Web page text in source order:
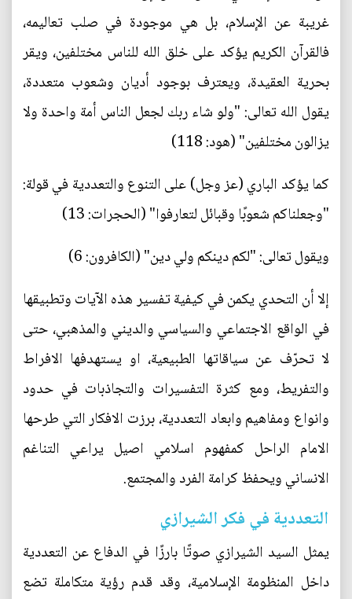
غريبة عن الإسلام، بل هي موجودة في صلب تعاليمه،
فالقرآن الكريم يؤكد على خلق الله للناس مختلفين، ويقر
بحرية العقيدة، ويعترف بوجود أديان وشعوب متعددة،
يقول الله تعالى: "ولو شاء ربك لجعل الناس أمة واحدة ولا
يزالون مختلفين" (هود: 118)
كما يؤكد الباري (عز وجل) على التنوع والتعددية في قولة:
"وجعلناكم شعوبًا وقبائل لتعارفوا" (الحجرات: 13)
ويقول تعالى: "لكم دينكم ولي دين" (الكافرون: 6)
إلا أن التحدي يكمن في كيفية تفسير هذه الآيات وتطبيقها
في الواقع الاجتماعي والسياسي والديني والمذهبي، حتى
لا تحرّف عن سياقاتها الطبيعية، او يستهدفها الافراط
والتفريط، ومع كثرة التفسيرات والتجاذبات في حدود
وانواع ومفاهيم وابعاد التعددية، برزت الافكار التي طرحها
الامام الراحل كمفهوم اسلامي اصيل يراعي التناغم
الانساني ويحفظ كرامة الفرد والمجتمع.
التعددية في فكر الشيرازي
يمثل السيد الشيرازي صوتًا بارزًا في الدفاع عن التعددية
داخل المنظومة الإسلامية، وقد قدم رؤية متكاملة تضع